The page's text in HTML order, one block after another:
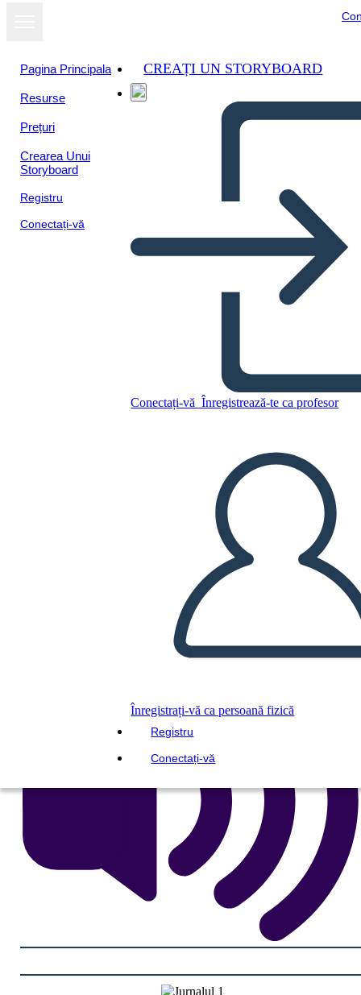
Pagina Principala
Resurse
Prețuri
Crearea Unui
Storyboard
Registru
Conectați-vă
CREAȚI UN STORYBOARD
Conectați-vă Înregistrează-te ca profesor
Înregistrați-vă ca persoană fizică
Registru
Conectați-vă
Copiați acest Storyboard
CREAȚI UN STORYBOARD
REDAȚI PREZENTAREA DE DIAPOZITIVE
CITESTE-MI